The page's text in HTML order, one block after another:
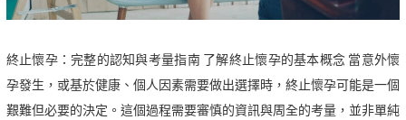
終止懷孕：完整的認知與考量指南 了解終止懷孕的基本概念 當意外懷
孕發生，或基於健康、個人因素需要做出選擇時，終止懷孕可能是一個
艱難但必要的決定。這個過程需要審慎的資訊與周全的考量，並非單純